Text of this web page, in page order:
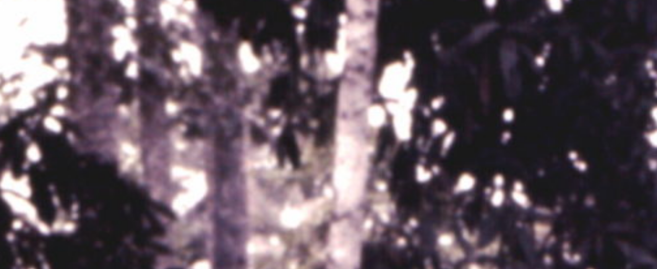
Hit enter to search or ESC to close